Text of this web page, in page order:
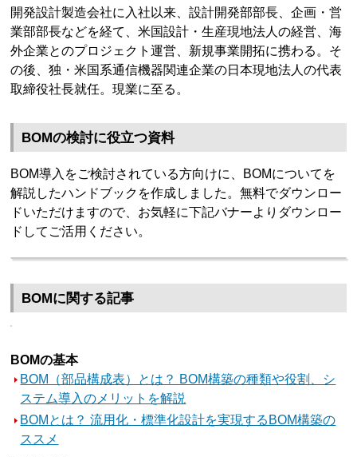
開発設計製造会社に入社以来、設計開発部部長、企画・営
業部部長などを経て、米国設計・生産現地法人の経営、海
外企業とのプロジェクト運営、新規事業開拓に携わる。そ
の後、独・米国系通信機器関連企業の日本現地法人の代表
取締役社長就任。現業に至る。
BOMの検討に役立つ資料
BOM導入をご検討されている方向けに、BOMについてを
解説したハンドブックを作成しました。無料でダウンロー
ドいただけますので、お気軽に下記バナーよりダウンロー
ドしてご活用ください。
BOMに関する記事
BOMの基本
BOM（部品構成表）とは？ BOM構築の種類や役割、シ
ステム導入のメリットを解説
BOMとは？ 流用化・標準化設計を実現するBOM構築の
ススメ